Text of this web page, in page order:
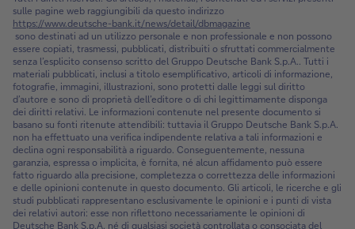
sulle pagine web raggiungibili da questo indirizzo
https://www.deutsche-bank.it/news/detail/dbmagazine
sono destinati ad un utilizzo personale e non professionale e non possono
essere copiati, trasmessi, pubblicati, distribuiti o sfruttati commercialmente
senza l’esplicito consenso scritto del Gruppo Deutsche Bank S.p.A.. Tutti i
materiali pubblicati, inclusi a titolo esemplificativo, articoli di informazione,
fotografie, immagini, illustrazioni, sono protetti dalle leggi sul diritto
d’autore e sono di proprietà dell’editore o di chi legittimamente disponga
dei diritti relativi. Le informazioni contenute nel presente documento si
basano su fonti ritenute attendibili: tuttavia il Gruppo Deutsche Bank S.p.A.
non ha effettuato una verifica indipendente relativa a tali informazioni e
declina ogni responsabilità a riguardo. Conseguentemente, nessuna
garanzia, espressa o implicita, è fornita, né alcun affidamento può essere
fatto riguardo alla precisione, completezza o correttezza delle informazioni
e delle opinioni contenute in questo documento. Gli articoli, le ricerche e gli
studi pubblicati rappresentano esclusivamente le opinioni e i punti di vista
dei relativi autori: esse non riflettono necessariamente le opinioni di
Deutsche Bank S.p.A. né di qualsiasi società controllata o consociata del